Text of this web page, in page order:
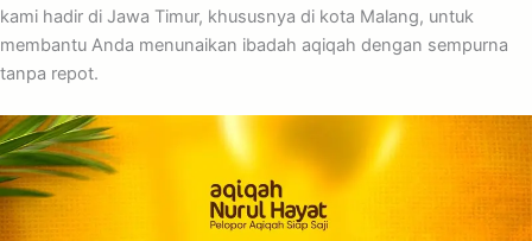
kami hadir di Jawa Timur, khususnya di kota Malang, untuk
membantu Anda menunaikan ibadah aqiqah dengan sempurna
tanpa repot.